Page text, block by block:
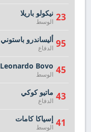
23 نيكولو باريلا
الوسط
95 أليساندرو باستوني
الدفاع
45
Leonardo Bovo
الوسط
43 ماتيو كوكي
الدفاع
41 إسياكا كامات
الوسط